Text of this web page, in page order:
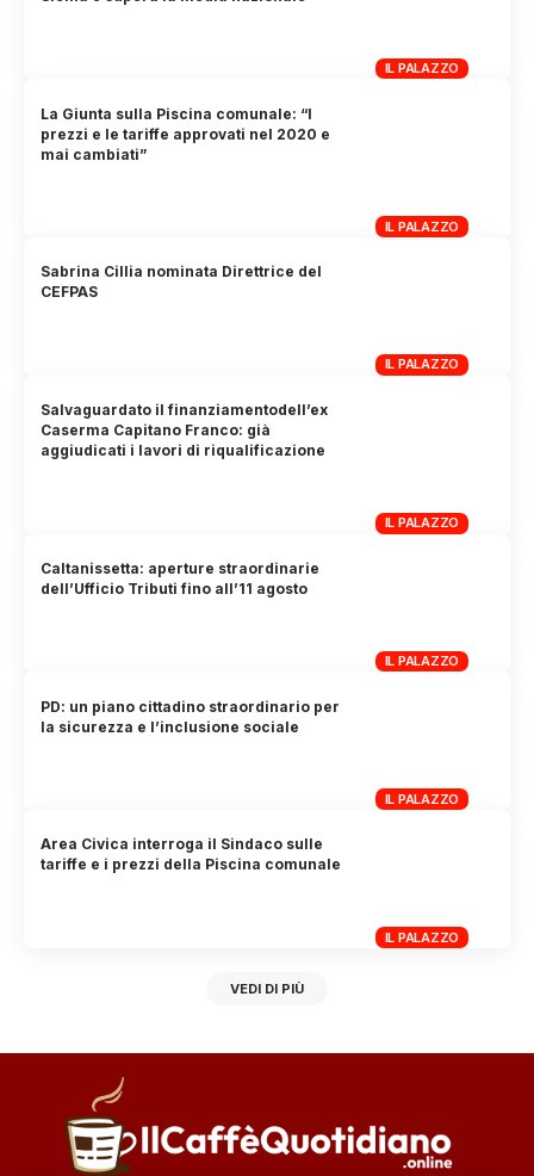
IL PALAZZO
IL PALAZZO
La Giunta sulla Piscina comunale: “I
prezzi e le tariffe approvati nel 2020 e
mai cambiati”
IL PALAZZO
Sabrina Cillia nominata Direttrice del
CEFPAS
IL PALAZZO
Salvaguardato il finanziamentodell’ex
Caserma Capitano Franco: già
aggiudicati i lavori di riqualificazione
IL PALAZZO
Caltanissetta: aperture straordinarie
dell’Ufficio Tributi fino all’11 agosto
IL PALAZZO
PD: un piano cittadino straordinario per
la sicurezza e l’inclusione sociale
IL PALAZZO
Area Civica interroga il Sindaco sulle
tariffe e i prezzi della Piscina comunale
VEDI DI PIÙ